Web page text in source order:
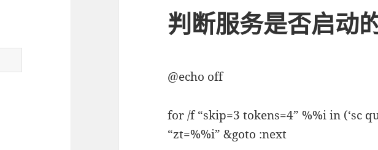
判断服务是否启动
@echo off
for /f “skip=3 tokens=4” %%i in (‘sc
“zt=%%i” &goto :next